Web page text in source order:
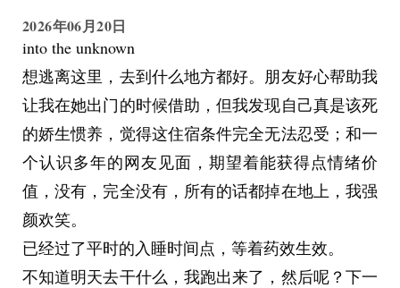
我自己写出来的时候也觉得恍惚。
2026年06月20日
into the unknown
想逃离这里，去到什么地方都好。朋友好心帮助我
让我在她出门的时候借助，但我发现自己真是该死
的娇生惯养，觉得这住宿条件完全无法忍受；和一
个认识多年的网友见面，期望着能获得点情绪价
值，没有，完全没有，所有的话都掉在地上，我强
颜欢笑。
已经过了平时的入睡时间点，等着药效生效。
不知道明天去干什么，我跑出来了，然后呢？下一